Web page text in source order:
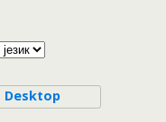
Desktop